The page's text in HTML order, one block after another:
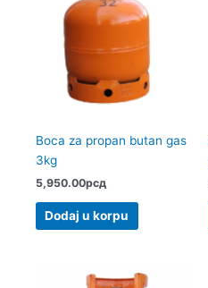
Boca za propan butan gas
3kg
5,950.00рсд
Dodaj u korpu